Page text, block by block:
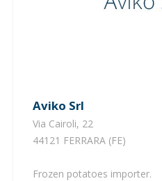
Aviko Srl
Via Cairoli, 22
44121 FERRARA (FE)
Frozen potatoes importer.